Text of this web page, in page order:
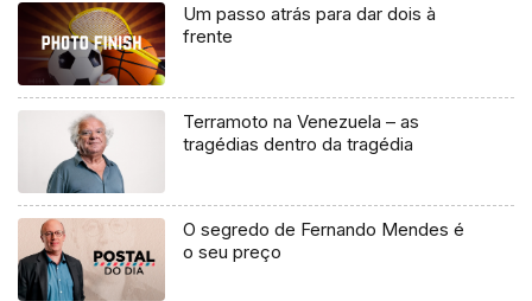
Um passo atrás para dar dois à
frente
Terramoto na Venezuela – as
tragédias dentro da tragédia
O segredo de Fernando Mendes é
o seu preço